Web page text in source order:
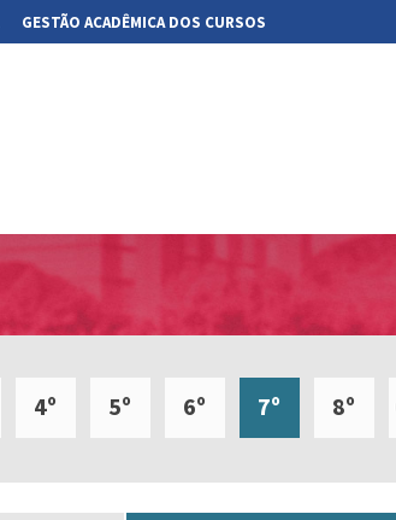
GESTÃO ACADÊMICA DOS CURSOS
4º 5º 6º 7º 8º